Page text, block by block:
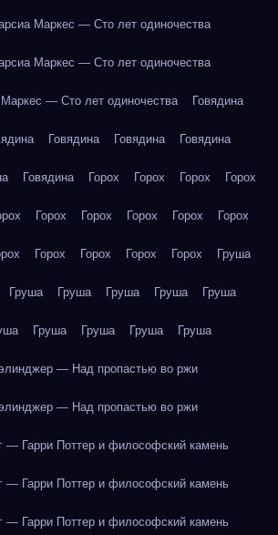
Маркес — Сто лет одиночества
Маркес — Сто лет одиночества
Маркес — Сто лет одиночества Говядина
Говядина Говядина Говядина
Говядина Горох Горох Горох Горох
Горох Горох Горох Горох Горох
Горох Горох Горох Горох Груша
Груша Груша Груша Груша Груша
Груша Груша Груша Груша
— Над пропастью во ржи
— Над пропастью во ржи
— Гарри Поттер и философский камень
— Гарри Поттер и философский камень
— Гарри Поттер и философский камень